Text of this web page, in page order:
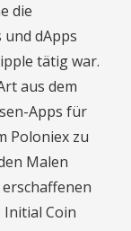
die
dApps
tätig war.
aus dem
Apps für
Poloniex zu
Malen
Coin